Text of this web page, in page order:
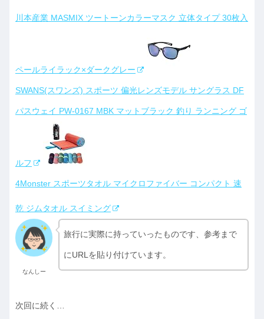
川本産業 MASMIX ツートーンカラーマスク 立体タイプ 30枚入
ペールライラック×ダークグレー
SWANS(スワンズ) スポーツ 偏光レンズモデル サングラス DF
パスウェイ PW-0167 MBK マットブラック 釣り ランニング ゴ
ルフ
4Monster スポーツタオル マイクロファイバー コンパクト 速
乾 ジムタオル スイミング
なんしー
旅行に実際に持っていったものです、参考まで
にURLを貼り付けています。
次回に続く…